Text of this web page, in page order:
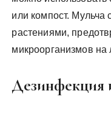
или компост. Мульча
растениями,
микроорганизмов на
Дезинфекция